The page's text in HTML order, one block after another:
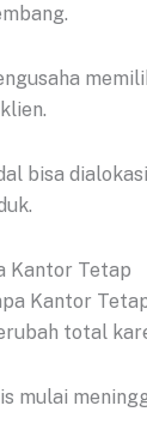
bisa
Kantor Tetap
total
mulai